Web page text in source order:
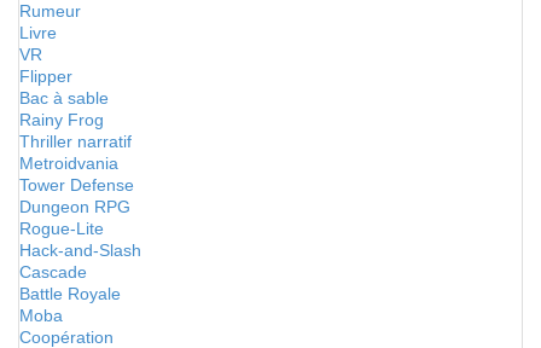
Rumeur
Livre
VR
Flipper
Bac à sable
Rainy Frog
Thriller narratif
Metroidvania
Tower Defense
Dungeon RPG
Rogue-Lite
Hack-and-Slash
Cascade
Battle Royale
Moba
Coopération